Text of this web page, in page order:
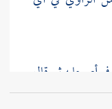
أصحابه ثم قال
كف الناقة عن